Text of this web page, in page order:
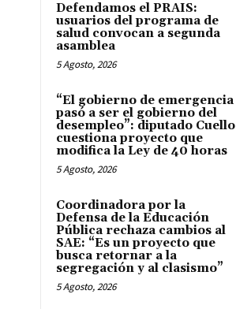
Defendamos el PRAIS:
usuarios del programa de
salud convocan a segunda
asamblea
5 Agosto, 2026
“El gobierno de emergencia
pasó a ser el gobierno del
desempleo”: diputado Cuello
cuestiona proyecto que
modifica la Ley de 40 horas
5 Agosto, 2026
Coordinadora por la
Defensa de la Educación
Pública rechaza cambios al
SAE: “Es un proyecto que
busca retornar a la
segregación y al clasismo”
5 Agosto, 2026